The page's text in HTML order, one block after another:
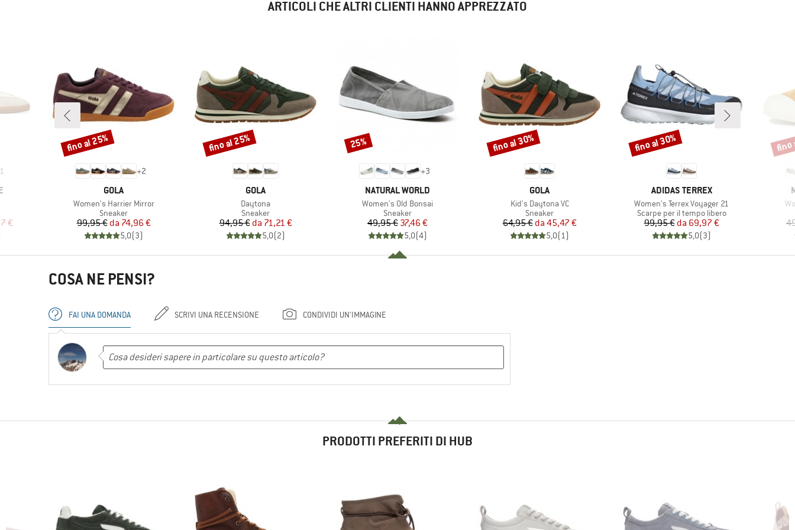
ARTICOLI CHE ALTRI CLIENTI HANNO APPREZZATO
1
€
+2
MARCHIO
GOLA
Articolo
Women's Harrier Mirror
Gruppo di prodotti
Sneaker
Prezzo
99,95 € Prezzo ridotto
da 74,96 €
5,0(3)
Sconto
fino al 25%
MARCHIO
GOLA
Articolo
Daytona
Gruppo di prodotti
Sneaker
Prezzo
94,95 € Prezzo ridotto
da 71,21 €
5,0(2)
Sconto
fino al 25%
+3
MARCHIO
NATURAL WORLD
Articolo
Women's Old Bonsai
Gruppo di prodotti
Sneaker
Prezzo
49,95 €Prezzo ridotto
37,46 €
5,0(4)
Sconto
25%
MARCHIO
GOLA
Articolo
Kid's Daytona VC
Gruppo di prodotti
Sneaker
Prezzo
64,95 € Prezzo ridotto
da 45,47 €
5,0(1)
Sconto
fino al 30%
MARCHIO
ADIDAS TERREX
Articolo
Women's Terrex Voyager 21
Gruppo di prodotti
Scarpe per il tempo libero
Prezzo
99,95 € Prezzo ridotto
da 69,97 €
5,0(3)
Sconto
fino al 30% fino
COSA NE PENSI?
FAI UNA DOMANDA SCRIVI UNA RECENSIONE CONDIVIDI UN'IMMAGINE
PRODOTTI PREFERITI DI HUB